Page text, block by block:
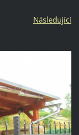
Následující